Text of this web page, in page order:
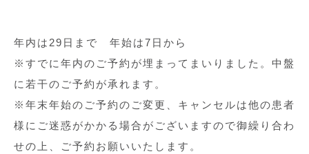
年内は29日まで 年始は7日から
※すでに年内のご予約が埋まってまいりました。中盤
に若干のご予約が承れます。
※年末年始のご予約のご変更、キャンセルは他の患者
様にご迷惑がかかる場合がございますので御繰り合わ
せの上、ご予約お願いいたします。